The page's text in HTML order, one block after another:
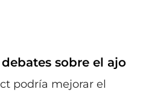
sobre el ajo
podría mejorar el